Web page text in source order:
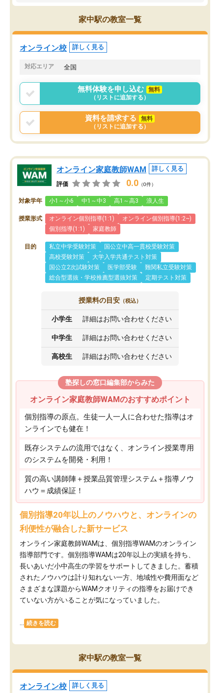
のも重宝しています。
家中駅の教室一覧
オンライン校 詳しく見る
対応エリア 全国
無料体験を申し込む
無料
（リストに追加する）
資料を請求する
無料
（リストに追加する）
オンライン家庭教師WAM 詳しく見る
評価 0.0 （0件）
対象学年 小1～小6 中1～中3 高1～高3 浪人生
授業形式 オンライン個別指導(1:1)
オンライン個別指導(1:2~)
個別指導(1:1)
家庭教師
目的 私立中学受験対策
国公立中高一貫校受験対策
高校受験対策
大学入学共通テスト対策
国公立2次試験対策
医学部受験
難関私立受験対策
総合型選抜・学校推薦型選抜対策
定期テスト対策
授業料の目安 （税込）
小学生 詳細はお問い合わせください
中学生 詳細はお問い合わせください
高校生 詳細はお問い合わせください
塾探しの窓口編集部からみた
オンライン家庭教師WAMのおすすめポイント
個別指導の原点。生徒一人一人に合わせた指導はオ
ンラインでも健在！
既存システムの流用ではなく、オンライン授業専用
のシステムを開発・利用！
質の高い講師陣＋授業品質管理システム＋指導ノウ
ハウ＝成績保証！
個別指導20年以上のノウハウと、オンラインの
利便性が融合した新サービス
オンライン家庭教師WAMは、個別指導WAMのオンライン
指導部門です。個別指導WAMは20年以上の実績を持ち、
長いあいだ小中高生の学習をサポートしてきました。蓄積
されたノウハウは計り知れない一方、地域性や費用面など
さまざまな課題からWAMクオリティの指導をお届けでき
ていない方がいることが気になっていました。
続きを読む
家中駅の教室一覧
オンライン校 詳しく見る